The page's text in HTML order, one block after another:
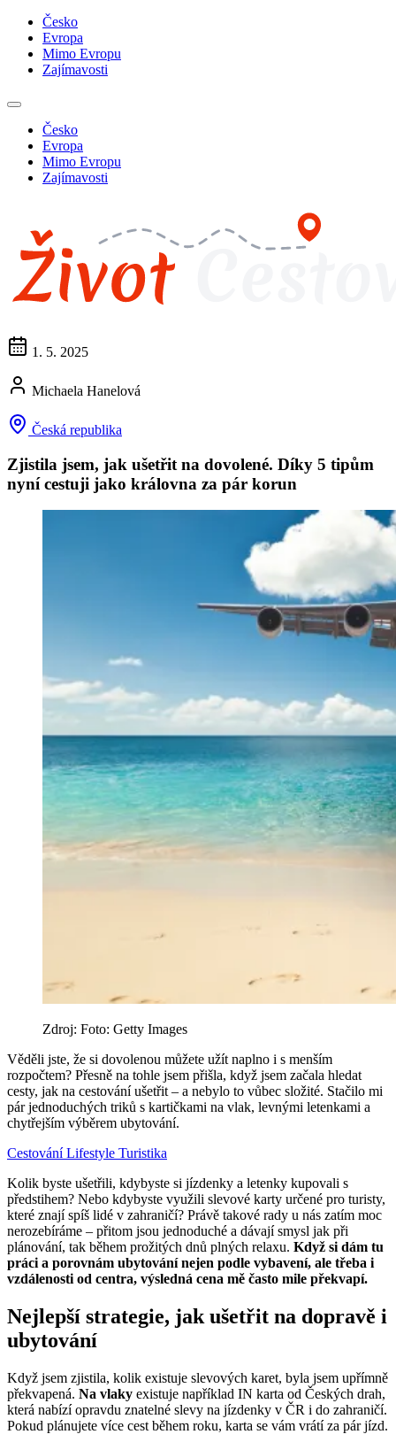
Česko
Evropa
Mimo Evropu
Zajímavosti
Česko
Evropa
Mimo Evropu
Zajímavosti
1. 5. 2025
Michaela Hanelová
Česká republika
Zjistila jsem, jak ušetřit na dovolené. Díky 5 tipům
nyní cestuji jako královna za pár korun
Zdroj: Foto: Getty Images
Věděli jste, že si dovolenou můžete užít naplno i s menším
rozpočtem? Přesně na tohle jsem přišla, když jsem začala hledat
cesty, jak na cestování ušetřit – a nebylo to vůbec složité. Stačilo mi
pár jednoduchých triků s kartičkami na vlak, levnými letenkami a
chytřejším výběrem ubytování.
CestováníLifestyle Turistika
Kolik byste ušetřili, kdybyste si jízdenky a letenky kupovali s
předstihem? Nebo kdybyste využili slevové karty určené pro turisty,
které znají spíš lidé v zahraničí? Právě takové rady u nás zatím moc
nerozebíráme – přitom jsou jednoduché a dávají smysl jak při
plánování, tak během prožitých dnů plných relaxu. Když si dám tu
práci a porovnám ubytování nejen podle vybavení, ale třeba i
vzdálenosti od centra, výsledná cena mě často mile překvapí.
Nejlepší strategie, jak ušetřit na dopravě i
ubytování
Když jsem zjistila, kolik existuje slevových karet, byla jsem upřímně
překvapená. Na vlaky existuje například IN karta od Českých drah,
která nabízí opravdu znatelné slevy na jízdenky v ČR i do zahraničí.
Pokud plánujete více cest během roku, karta se vám vrátí za pár jízd.